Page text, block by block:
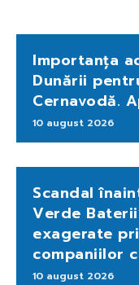
Importanța
Dunării
Cernavodă.
10 august 2026
Scandal
Verde
exagerate
companiilor
10 august 2026